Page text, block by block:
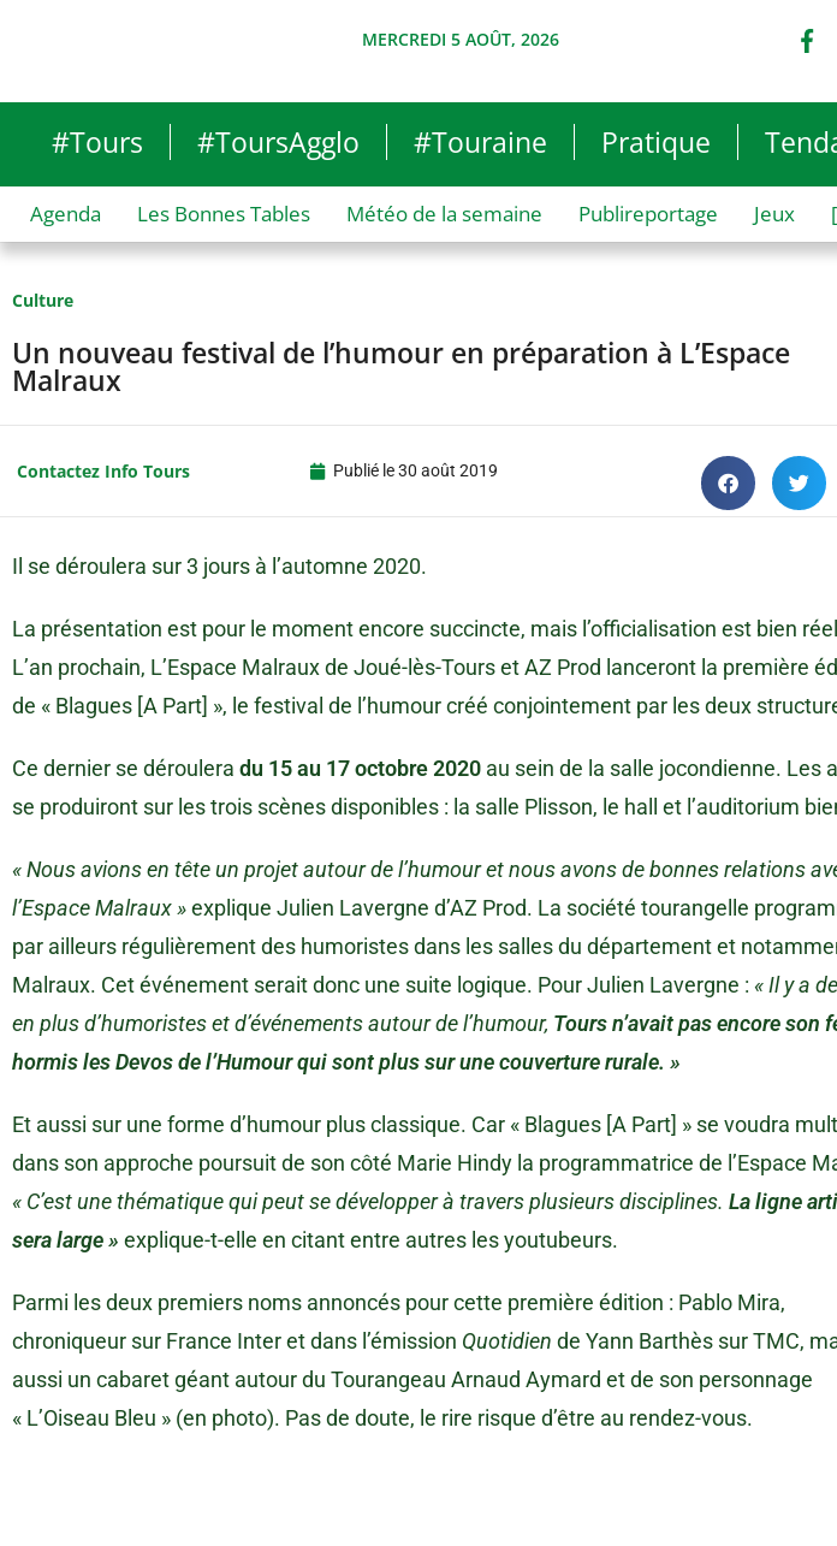
MERCREDI 5 AOÛT, 2026
#Tours #ToursAgglo #Touraine Pratique
Agenda Les Bonnes Tables Météo de la semaine Publireportage Jeux
Culture
Un nouveau festival de l’humour en préparation à L’Espace
Malraux
Contactez Info Tours Publié le30 août 2019
Il se déroulera sur 3 jours à l’automne 2020.
La présentation est pour le moment encore succincte, mais l’officialisation est bien
L’an prochain, L’Espace Malraux de Joué-lès-Tours et AZ Prod lanceront la première
de « Blagues [A Part] », le festival de l’humour créé conjointement par les deux
Ce dernier se déroulera du 15 au 17 octobre 2020 au sein de la salle jocondienne. Les
se produiront sur les trois scènes disponibles : la salle Plisson, le hall et l’auditorium
« Nous avions en tête un projet autour de l’humour et nous avons de bonnes relations
l’Espace Malraux »explique Julien Lavergne d’AZ Prod. La société tourangelle
par ailleurs régulièrement des humoristes dans les salles du département et
Malraux. Cet événement serait donc une suite logique. Pour Julien Lavergne : « Il y a
en plus d’humoristes et d’événements autour de l’humour, Tours n’avait pas encore son
hormis les Devos de l’Humour qui sont plus sur une couverture rurale. »
Et aussi sur une forme d’humour plus classique. Car « Blagues [A Part] » se voudra
dans son approche poursuit de son côté Marie Hindy la programmatrice de l’Espace
« C’est une thématique qui peut se développer à travers plusieurs disciplines. La ligne
sera large » explique-t-elle en citant entre autres les youtubeurs.
Parmi les deux premiers noms annoncés pour cette première édition : Pablo Mira,
chroniqueur sur France Inter et dans l’émission Quotidien de Yann Barthès sur TMC,
aussi un cabaret géant autour du Tourangeau Arnaud Aymard et de son personnage
« L’Oiseau Bleu » (en photo). Pas de doute, le rire risque d’être au rendez-vous.